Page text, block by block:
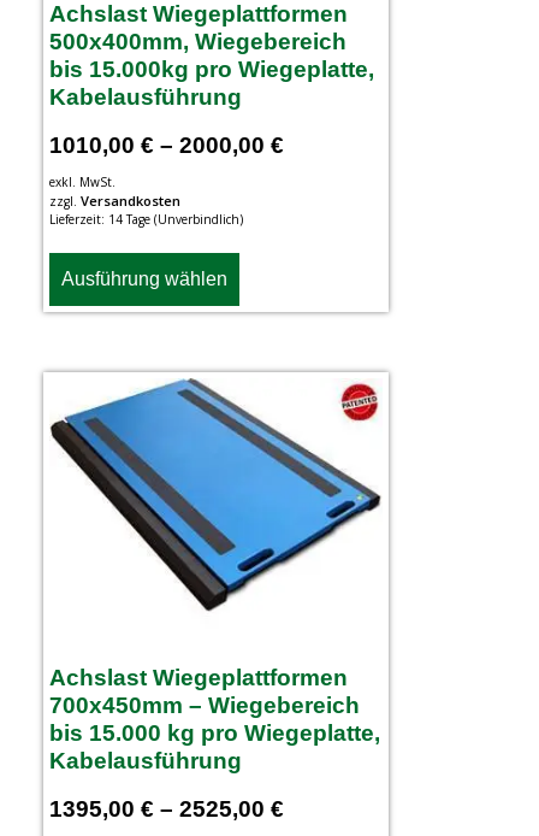
Achslast Wiegeplattformen
500x400mm, Wiegebereich
bis 15.000kg pro Wiegeplatte,
Kabelausführung
1010,00 € – 2000,00 €
exkl. MwSt.
zzgl. Versandkosten
Lieferzeit: 14 Tage (Unverbindlich)
Ausführung wählen
Achslast Wiegeplattformen
700x450mm – Wiegebereich
bis 15.000 kg pro Wiegeplatte,
Kabelausführung
1395,00 € – 2525,00 €